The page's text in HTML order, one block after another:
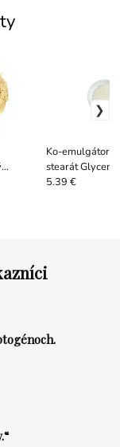
a
Ko-emulgátor
stearát
5.39 €